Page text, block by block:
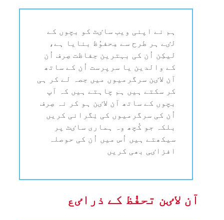
ہم نے اپنی ویب ساٸٹ کو بچوں کے
لٸے ہر طرح سے مِحفوُظ بنایا ہے،
لیکِن اُن کی بہترین حِفاظت صِرف اُن
کے والدین یا سرپرست اُن کے ساتھ
آن لاٸن سرگرمیوں میں حِصہ لے کر ہی
کر سکتے ہیں ہم چاہتے ہیں کہ آپ
بچوں کے ساتھ آن لاٸن ہو کر نہ صِرف
اُن کی سرگرمیوں کی نِگرانی کریں
بلکہ جو کُچھ وہ ہماری ساٸٹ پر
سیکھتے ہیں اُس میں اُن کی حوصلہ
افزاٸی بھی کریں
آن لاٸن تحفُظ کے ذراٸع